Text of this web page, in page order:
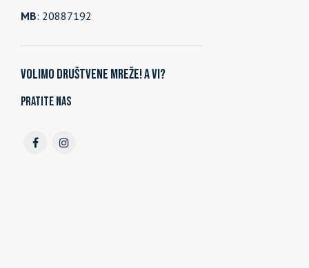
MB: 20887192
Volimo društvene mreže! A vi?
Pratite nas